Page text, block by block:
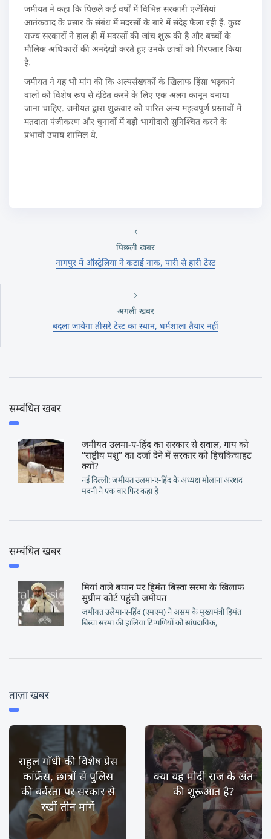
जमीयत ने कहा कि पिछले कई वर्षों में विभिन्न सरकारी एजेंसियां
आतंकवाद के प्रसार के संबंध में मदरसों के बारे में संदेह फैला रही हैं. कुछ
राज्य सरकारों ने हाल ही में मदरसों की जांच शुरू की है और बच्चों के
मौलिक अधिकारों की अनदेखी करते हुए उनके छात्रों को गिरफ्तार किया
है.
जमीयत ने यह भी मांग की कि अल्पसंख्यकों के खिलाफ हिंसा भड़काने
वालों को विशेष रूप से दंडित करने के लिए एक अलग कानून बनाया
जाना चाहिए. जमीयत द्वारा शुक्रवार को पारित अन्य महत्वपूर्ण प्रस्तावों में
मतदाता पंजीकरण और चुनावों में बड़ी भागीदारी सुनिश्चित करने के
प्रभावी उपाय शामिल थे.
पिछली खबर
नागपुर में ऑस्ट्रेलिया ने कटाई नाक, पारी से हारी टेस्ट
अगली खबर
बदला जायेगा तीसरे टेस्ट का स्थान, धर्मशाला तैयार नहीं
सम्बंधित खबर
जमीयत उलमा-ए-हिंद का सरकार से सवाल, गाय को
‘‘राष्ट्रीय पशु’’ का दर्जा देने में सरकार को हिचकिचाहट
क्यों?
नई दिल्ली: जमीयत उलमा-ए-हिंद के अध्यक्ष मौलाना अरशद
मदनी ने एक बार फिर कहा है
सम्बंधित खबर
मियां वाले बयान पर हिमंत बिस्वा सरमा के खिलाफ
सुप्रीम कोर्ट पहुंची जमीयत
जमीयत उलेमा-ए-हिंद (एमएम) ने असम के मुख्यमंत्री हिमंत
बिस्वा सरमा की हालिया टिप्पणियों को सांप्रदायिक,
ताज़ा खबर
राहुल गाँधी की विशेष प्रेस
कांफ्रेंस, छात्रों से पुलिस
की बर्बरता पर सरकार से
रखीं तीन मांगें
क्या यह मोदी राज के अंत
की शुरूआत है?